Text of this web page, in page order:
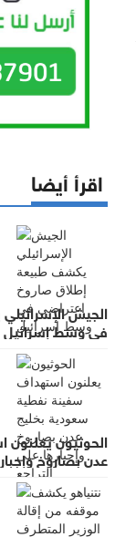
اقرأ أيضا
الجيش
في وسط إسرائيل
الحوثيون
عدن بصاروخ